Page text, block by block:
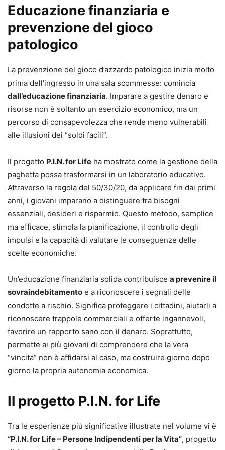
normativi, disporre di un fascicolo agile, aggiornato e
corredato di modelli operativi è decisivo. Acquista ora
questo volume della collana «Soluzioni di Diritto» per
gestire in modo efficace i casi di debito da gioco, offrendo
piena riabilitazione economico-sociale.
Educazione finanziaria e
prevenzione del gioco
patologico
La prevenzione del gioco d’azzardo patologico inizia molto
prima dell’ingresso in una sala scommesse: comincia
dall’educazione finanziaria. Imparare a gestire denaro e
risorse non è soltanto un esercizio economico, ma un
percorso di consapevolezza che rende meno vulnerabili
alle illusioni dei “soldi facili”.
Il progetto P.I.N. for Life ha mostrato come la gestione della
paghetta possa trasformarsi in un laboratorio educativo.
Attraverso la regola del 50/30/20, da applicare fin dai primi
anni, i giovani imparano a distinguere tra bisogni
essenziali, desideri e risparmio. Questo metodo, semplice
ma efficace, stimola la pianificazione, il controllo degli
impulsi e la capacità di valutare le conseguenze delle
scelte economiche.
Un’educazione finanziaria solida contribuisce a prevenire il
sovraindebitamento e a riconoscere i segnali delle
condotte a rischio. Significa proteggere i cittadini, aiutarli a
riconoscere trappole commerciali e offerte ingannevoli,
favorire un rapporto sano con il denaro. Soprattutto,
permette ai più giovani di comprendere che la vera
“vincita” non è affidarsi al caso, ma costruire giorno dopo
giorno la propria autonomia economica.
Il progetto P.I.N. for Life
Tra le esperienze più significative illustrate nel volume vi è
“P.I.N. for Life – Persone Indipendenti per la Vita”, progetto